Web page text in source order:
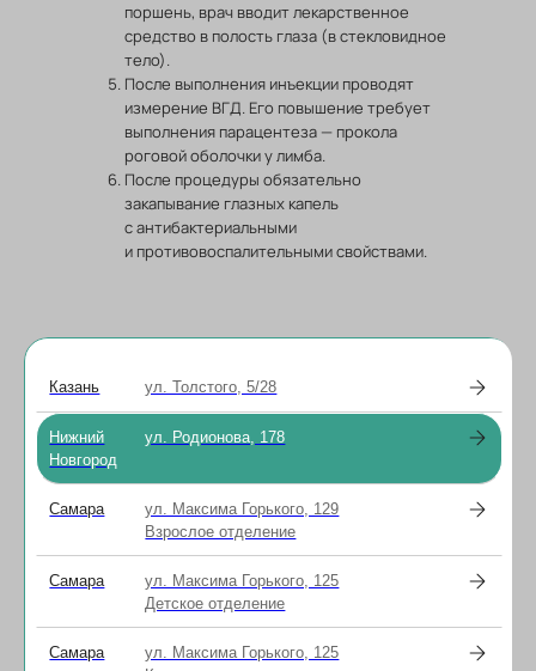
поршень, врач вводит лекарственное
средство в полость глаза (в стекловидное
тело).
После выполнения инъекции проводят
измерение ВГД. Его повышение требует
выполнения парацентеза — прокола
роговой оболочки у лимба.
После процедуры обязательно
закапывание глазных капель
с антибактериальными
и противовоспалительными свойствами.
В нашей клинике работают
высококвалифицированные специалисты
с многолетним медицинским стажем, среди
которых есть врачи высшей категории и
кандидаты медицинских наук.
Задать вопрос
Казань ул. Толстого, 5/28
Нижний
Новгород
ул. Родионова, 178
Самара
ул. Максима Горького, 129
Взрослое отделение
Самара
ул. Максима Горького, 125
Детское отделение
Самара
ул. Максима Горького, 125